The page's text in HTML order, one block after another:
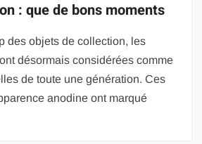
: que de bons moments
des objets de collection, les
désormais considérées comme
de toute une génération. Ces
anodine ont marqué